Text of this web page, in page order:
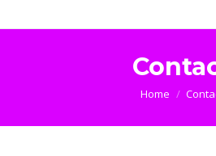
You are here:
Home